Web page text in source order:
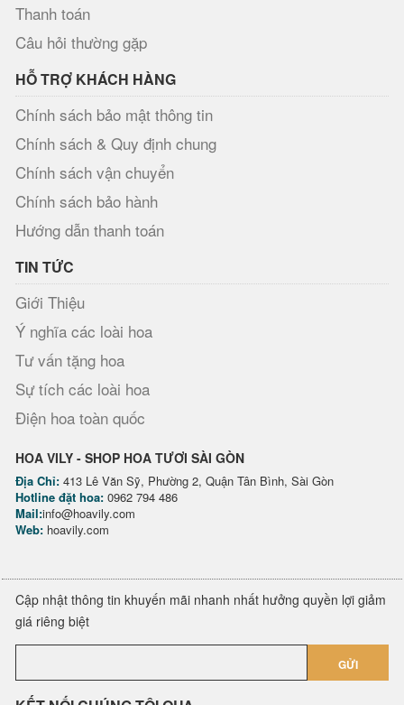
Thanh toán
Câu hỏi thường gặp
HỖ TRỢ KHÁCH HÀNG
Chính sách bảo mật thông tin
Chính sách & Quy định chung
Chính sách vận chuyển
Chính sách bảo hành
Hướng dẫn thanh toán
TIN TỨC
Giới Thiệu
Ý nghĩa các loài hoa
Tư vấn tặng hoa
Sự tích các loài hoa
Điện hoa toàn quốc
HOA VILY - SHOP HOA TƯƠI SÀI GÒN
Địa Chỉ: 413 Lê Văn Sỹ, Phường 2, Quận Tân Bình, Sài Gòn
Hotline đặt hoa: 0962 794 486
Mail:info@hoavily.com
Web: hoavily.com
Cập nhật thông tin khuyến mãi nhanh nhất hưởng quyền lợi giảm
giá riêng biệt
GỬI